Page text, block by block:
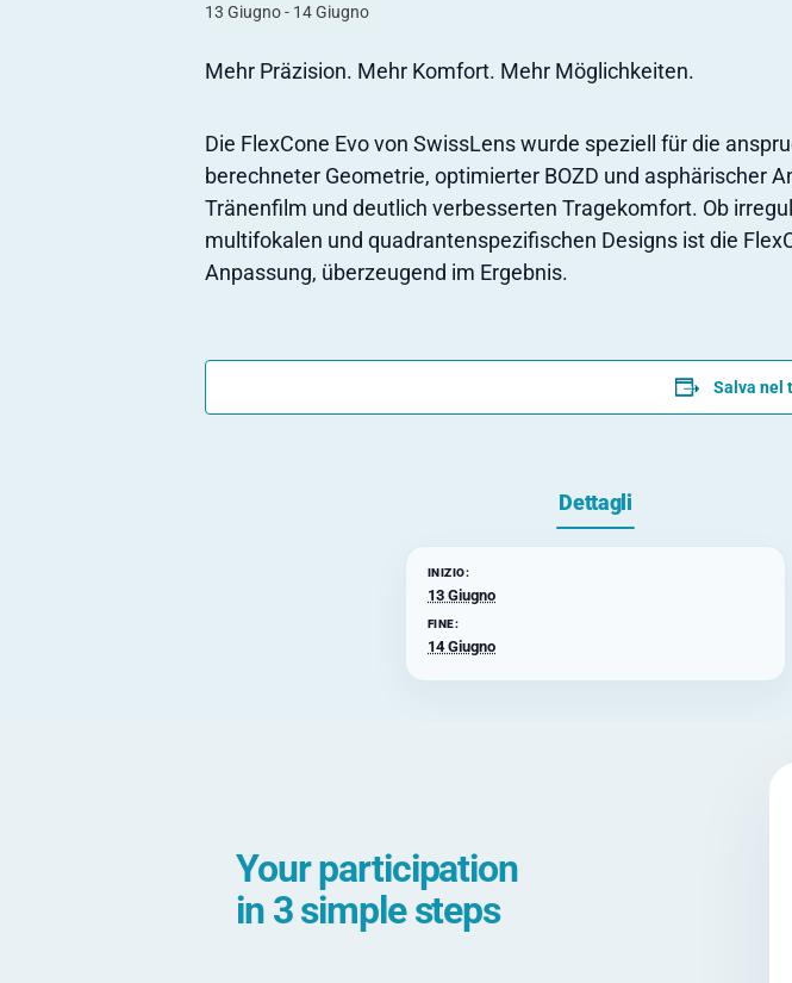
13 Giugno- 14 Giugno
Mehr Präzision. Mehr Komfort. Mehr Möglichkeiten.
Die FlexCone Evo von SwissLens wurde speziell für die
berechneter Geometrie, optimierter BOZD und asphärischer
Tränenfilm und deutlich verbesserten Tragekomfort. Ob
multifokalen und quadrantenspezifischen Designs ist die
Anpassung, überzeugend im Ergebnis.
Salva nel
Dettagli
INIZIO:
13 Giugno
FINE:
14 Giugno
Your participation
in 3 simple steps